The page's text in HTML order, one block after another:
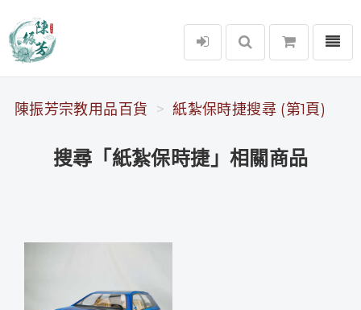
陳振芳宗教用品百貨
選單
陳振芳宗教用品百貨 紙紮保時捷搜尋 (第1頁)
搜尋「紙紮保時捷」相關商品